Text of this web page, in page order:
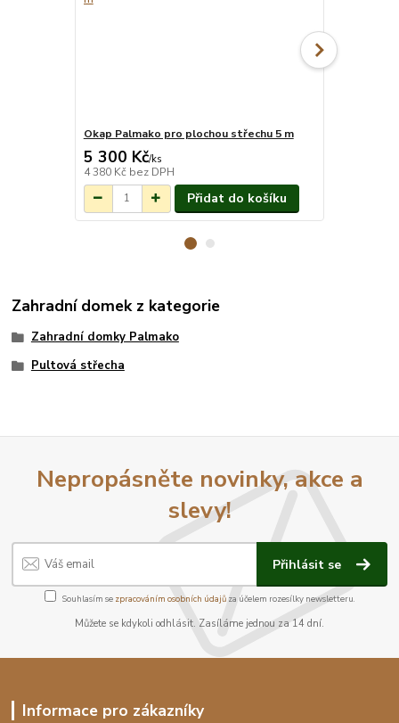
Okap Palmako pro plochou střechu 5 m
5 300 Kč/ks
4 380 Kč bez DPH
Přidat do košíku
Zahradní domek z kategorie
Zahradní domky Palmako
Pultová střecha
Nepropásněte novinky, akce a
slevy!
Přihlásit se
Souhlasím se zpracováním osobních údajůza účelem rozesílky newsletteru.
Můžete se kdykoli odhlásit. Zasíláme jednou za 14 dní.
Informace pro zákazníky